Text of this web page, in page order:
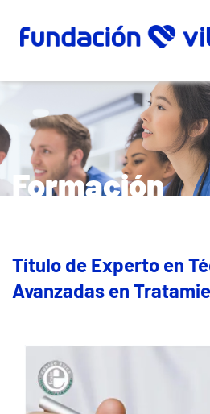
Formación
Título de Experto en
Avanzadas en